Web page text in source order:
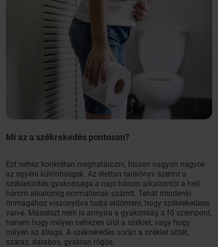
Mi az a székrekedés pontosan?
Ezt nehéz konkrétan meghatározni, hiszen nagyon nagyok
az egyéni különbségek. Az élettan tankönyv szerint a
székletürítés gyakorisága a napi három alkalomtól a heti
három alkalomig normálisnak számít. Tehát mindenki
önmagához viszonyítva tudja eldönteni, hogy székrekedése
van-e. Másrészt nem is annyira a gyakoriság a fő szempont,
hanem hogy milyen nehezen ürül a széklet, vagy hogy
milyen az állaga. A székrekedés során a széklet sötét,
száraz, darabos, gyakran rögös.